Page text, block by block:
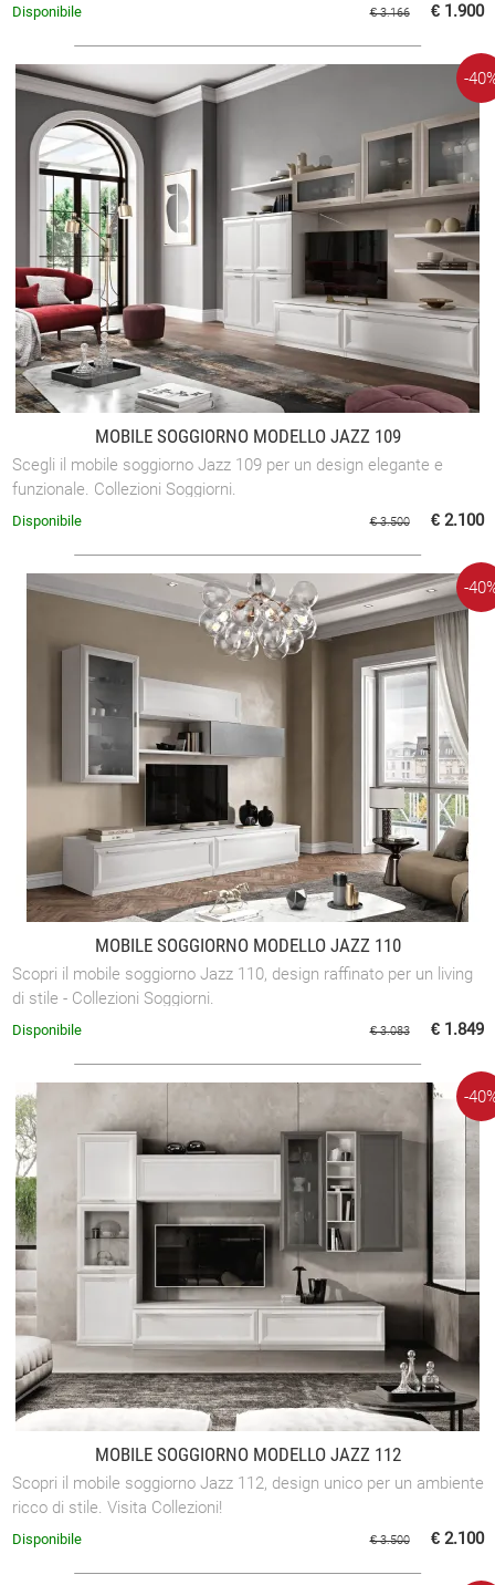
€ 3.166 € 1.900
Disponibile
MOBILE SOGGIORNO MODELLO JAZZ 109
Scegli il mobile soggiorno Jazz 109 per un design elegante e
funzionale. Collezioni Soggiorni.
-
€ 3.500 € 2.100
Disponibile
MOBILE SOGGIORNO MODELLO JAZZ 110
Scopri il mobile soggiorno Jazz 110, design raffinato per un living
di stile - Collezioni Soggiorni.
-
€ 3.083 € 1.849
Disponibile
MOBILE SOGGIORNO MODELLO JAZZ 112
Scopri il mobile soggiorno Jazz 112, design unico per un ambiente
ricco di stile. Visita Collezioni!
-
€ 3.500 € 2.100
Disponibile